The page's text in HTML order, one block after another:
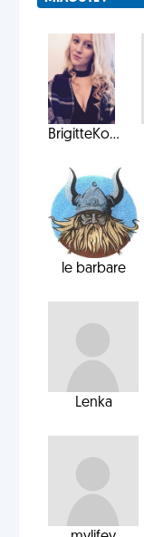
BrigitteKo...
le barbare
Lenka